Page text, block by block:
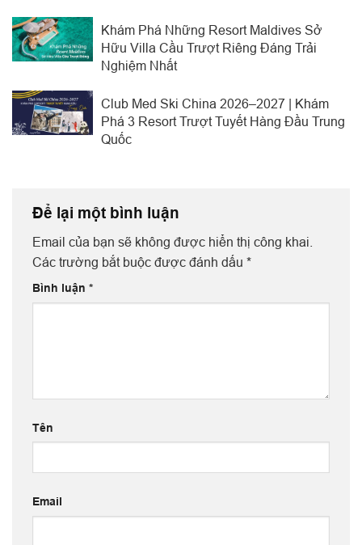
Khám Phá Những Resort Maldives Sở
Hữu Villa Cầu Trượt Riêng Đáng Trải
Nghiệm Nhất
Club Med Ski China 2026–2027 | Khám
Phá 3 Resort Trượt Tuyết Hàng Đầu Trung
Quốc
Để lại một bình luận
Email của bạn sẽ không được hiển thị công khai.
Các trường bắt buộc được đánh dấu *
Bình luận *
Tên
Email